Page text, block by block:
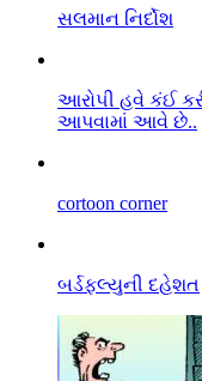
સલમાન નિર્દોશ
આરો૫ી હવે કંઈ
આપવામાં આવે છે..
cortoon corner
બર્ડફલ્યુની દહેશત